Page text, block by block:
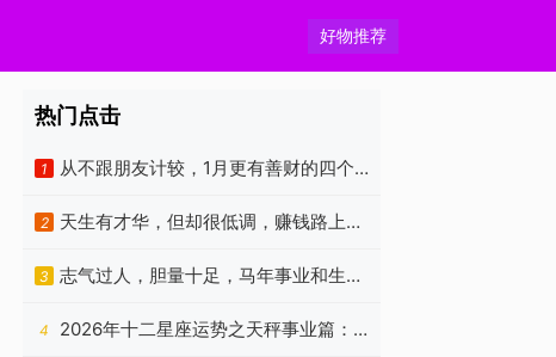
好物推荐
热门点击
1
从不跟朋友计较，1月更有善财的四个
生肖，意外收获相当多
2
天生有才华，但却很低调，赚钱路上贵
人多，烦恼少的3个生肖
3
志气过人，胆量十足，马年事业和生意
一马当先的四个属相
4
2026年十二星座运势之天秤事业篇：